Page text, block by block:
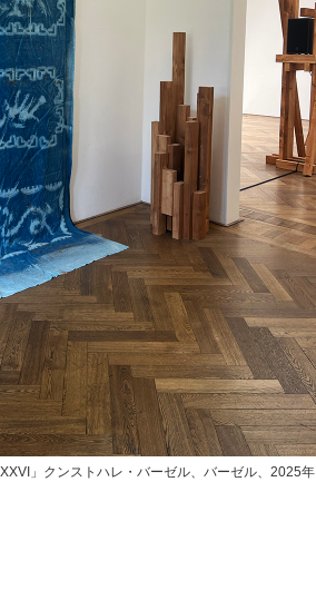
」クンストハレ・バーゼル、バーゼル、2025年